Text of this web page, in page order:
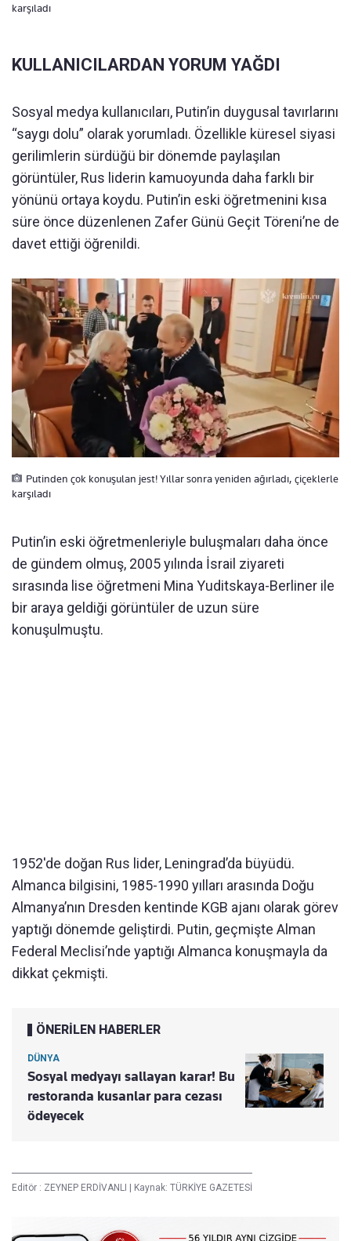
karşıladı
KULLANICILARDAN YORUM YAĞDI
Sosyal medya kullanıcıları, Putin’in duygusal tavırlarını
“saygı dolu” olarak yorumladı. Özellikle küresel siyasi
gerilimlerin sürdüğü bir dönemde paylaşılan
görüntüler, Rus liderin kamuoyunda daha farklı bir
yönünü ortaya koydu. Putin’in eski öğretmenini kısa
süre önce düzenlenen Zafer Günü Geçit Töreni’ne de
davet ettiği öğrenildi.
Putinden çok konuşulan jest! Yıllar sonra yeniden ağırladı, çiçeklerle
karşıladı
Putin’in eski öğretmenleriyle buluşmaları daha önce
de gündem olmuş, 2005 yılında İsrail ziyareti
sırasında lise öğretmeni Mina Yuditskaya-Berliner ile
bir araya geldiği görüntüler de uzun süre
konuşulmuştu.
1952'de doğan Rus lider, Leningrad’da büyüdü.
Almanca bilgisini, 1985-1990 yılları arasında Doğu
Almanya’nın Dresden kentinde KGB ajanı olarak görev
yaptığı dönemde geliştirdi. Putin, geçmişte Alman
Federal Meclisi’nde yaptığı Almanca konuşmayla da
dikkat çekmişti.
ÖNERİLEN HABERLER
DÜNYA
Sosyal medyayı sallayan karar! Bu
restoranda kusanlar para cezası
ödeyecek
Editör : ZEYNEP ERDİVANLI Kaynak: TÜRKİYE GAZETESİ